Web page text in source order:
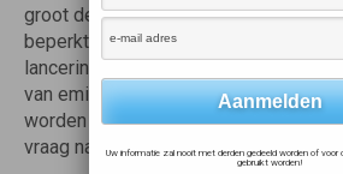
groot deel wordt bepaald door de
beperkt en gaat elk jaar omlaag.
lancering van het CO2-Fonds in op
van emissierechten, waarbij in- en
worden bepaald aan de hand van de
vraag naar en aanbod.
Uw informatie zal nooit met derden gedeeld worden of voor
gebruikt worden!